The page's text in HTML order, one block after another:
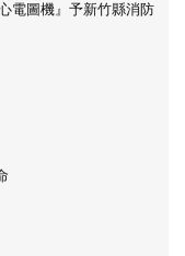
電圖機』予新竹縣消防